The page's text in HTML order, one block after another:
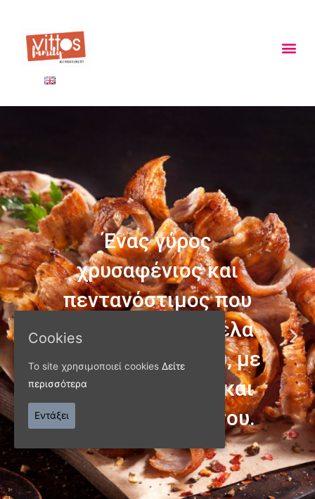
ΠΑΝΩ ΑΠΟ 40 ΧΡΟΝΙΑ
Παράγουμε προϊόντα
εξαιρετικής
ποιότητας
Cookies
Το site χρησιμοποιεί cookies Δείτε
περισσότερα
Εντάξει